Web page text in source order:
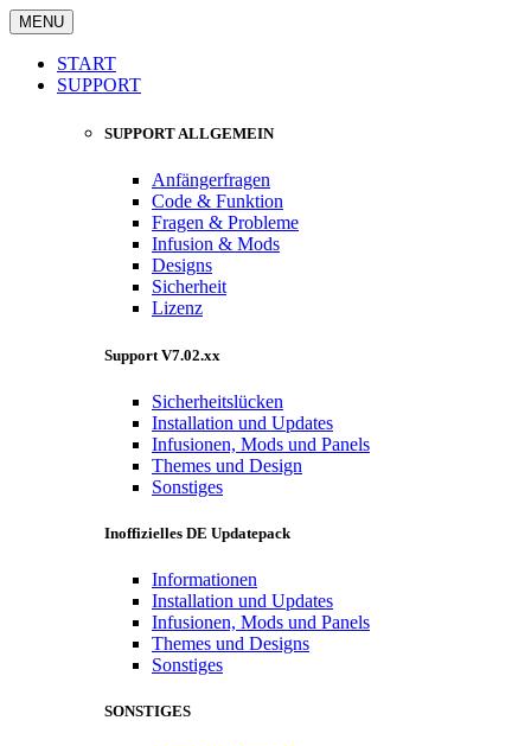
MENU
START
SUPPORT
SUPPORT ALLGEMEIN
Anfängerfragen
Code & Funktion
Fragen & Probleme
Infusion & Mods
Designs
Sicherheit
Lizenz
Support V7.02.xx
Sicherheitslücken
Installation und Updates
Infusionen, Mods und Panels
Themes und Design
Sonstiges
Inoffizielles DE Updatepack
Informationen
Installation und Updates
Infusionen, Mods und Panels
Themes und Designs
Sonstiges
SONSTIGES